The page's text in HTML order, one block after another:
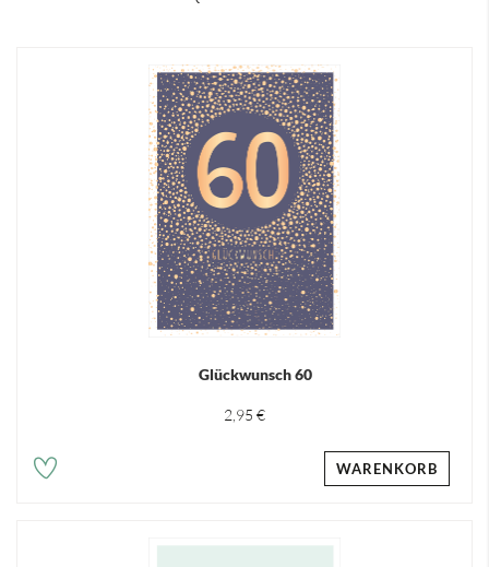
Glückwunsch 60
2,95 €
WARENKORB